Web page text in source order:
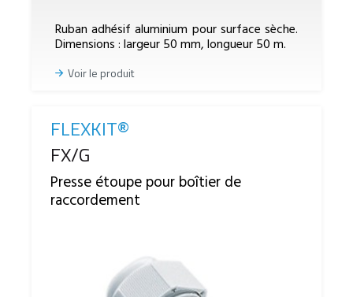
Ruban adhésif aluminium pour surface sèche.
Dimensions : largeur 50 mm, longueur 50 m.
Voir le produit
FLEXKIT®
Reference
FX/G
Presse étoupe pour boîtier de
raccordement